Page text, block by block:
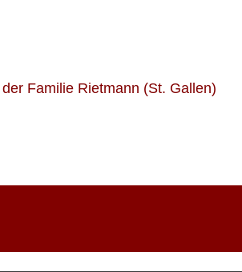
Familie Rietmann (St. Gallen)